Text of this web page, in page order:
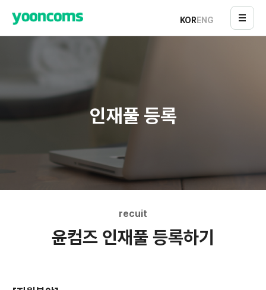
KORENG
인재풀 등록
recuit
윤컴즈 인재풀 등록하기